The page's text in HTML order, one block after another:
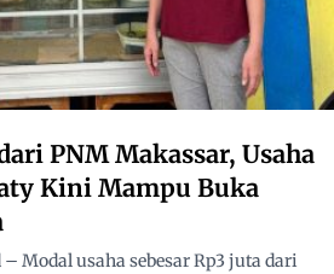
PNM Makassar, Usaha
Kini Mampu Buka
Modal usaha sebesar Rp3 juta dari